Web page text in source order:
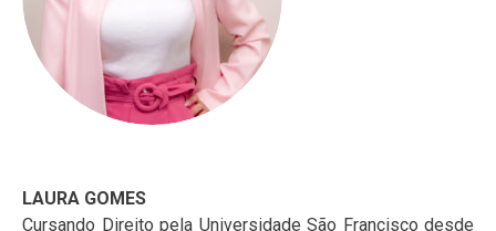
LAURA GOMES
Cursando Direito pela Universidade São Francisco desde